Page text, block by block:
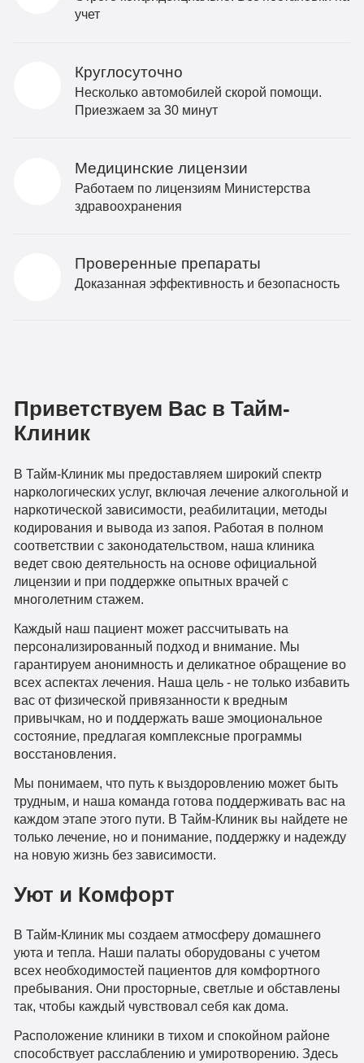
учет
Круглосуточно
Несколько автомобилей скорой помощи.
Приезжаем за 30 минут
Медицинские лицензии
Работаем по лицензиям Министерства
здравоохранения
Проверенные препараты
Доказанная эффективность и безопасность
Приветствуем Вас в Тайм-
Клиник
В Тайм-Клиник мы предоставляем широкий спектр
наркологических услуг, включая лечение алкогольной и
наркотической зависимости, реабилитации, методы
кодирования и вывода из запоя. Работая в полном
соответствии с законодательством, наша клиника
ведет свою деятельность на основе официальной
лицензии и при поддержке опытных врачей с
многолетним стажем.
Каждый наш пациент может рассчитывать на
персонализированный подход и внимание. Мы
гарантируем анонимность и деликатное обращение во
всех аспектах лечения. Наша цель - не только избавить
вас от физической привязанности к вредным
привычкам, но и поддержать ваше эмоциональное
состояние, предлагая комплексные программы
восстановления.
Мы понимаем, что путь к выздоровлению может быть
трудным, и наша команда готова поддерживать вас на
каждом этапе этого пути. В Тайм-Клиник вы найдете не
только лечение, но и понимание, поддержку и надежду
на новую жизнь без зависимости.
Уют и Комфорт
В Тайм-Клиник мы создаем атмосферу домашнего
уюта и тепла. Наши палаты оборудованы с учетом
всех необходимостей пациентов для комфортного
пребывания. Они просторные, светлые и обставлены
так, чтобы каждый чувствовал себя как дома.
Расположение клиники в тихом и спокойном районе
способствует расслаблению и умиротворению. Здесь